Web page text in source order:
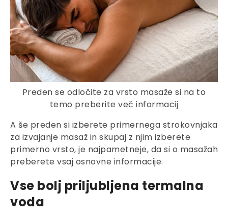
Preden se odločite za vrsto masaže si na to
temo preberite več informacij
A še preden si izberete primernega strokovnjaka
za izvajanje masaž in skupaj z njim izberete
primerno vrsto, je najpametneje, da si o masažah
preberete vsaj osnovne informacije.
Vse bolj priljubljena termalna
voda